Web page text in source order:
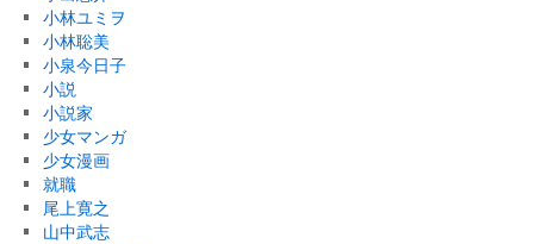
小林ユミヲ
小林聡美
小泉今日子
小説
小説家
少女マンガ
少女漫画
就職
尾上寛之
山中武志